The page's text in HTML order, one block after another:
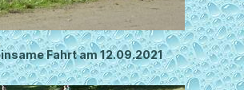
Fahrt am 12.09.2021